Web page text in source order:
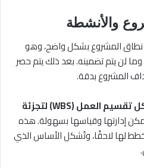
نطاق المشروع بشكل واضح، وهو
لن يتم تضمينه. بعد ذلك يتم حصر
المشروع بدقة.
هيكل تقسيم العمل (WBS) لتجزئة
إدارتها وقياسها بسهولة. هذه
لها لاحقًا، وتُشكل الأساس الذي